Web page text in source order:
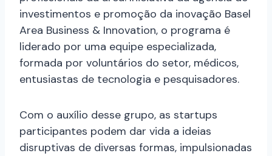
investimentos e promoção da inovação Basel
Area Business & Innovation, o programa é
liderado por uma equipe especializada,
formada por voluntários do setor, médicos,
entusiastas de tecnologia e pesquisadores.
Com o auxílio desse grupo, as startups
participantes podem dar vida a ideias
disruptivas de diversas formas, impulsionadas